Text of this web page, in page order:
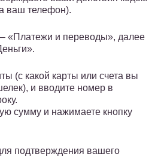
ваш телефон).
«Платежи и переводы», далее
(с какой карты или счета вы
и вводите номер в
сумму и нажимаете кнопку
подтверждения вашего